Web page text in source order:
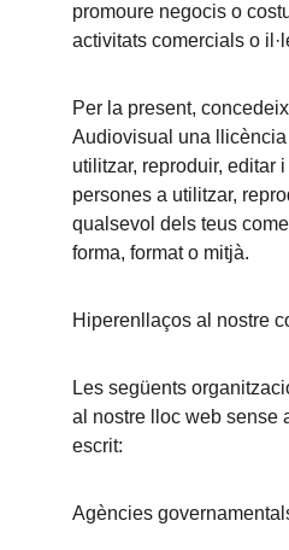
promoure negocis o
activitats comercials o
Per la present,
Audiovisual una
utilitzar, reproduir, editar
persones a utilitzar,
qualsevol dels teus
forma, format o mitjà.
Hiperenllaços al nostre
Les següents
al nostre lloc web sense
escrit:
Agències